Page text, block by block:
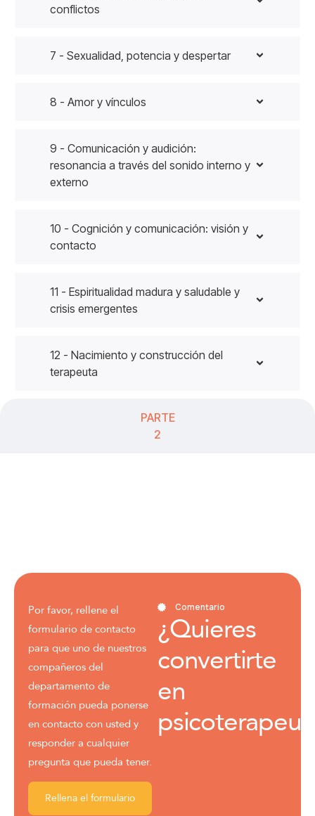
PARTE
2
conflictos
7 - Sexualidad, potencia y despertar
8 - Amor y vínculos
9 - Comunicación y audición:
resonancia a través del sonido interno y
externo
10 - Cognición y comunicación: visión y
contacto
11 - Espiritualidad madura y saludable y
crisis emergentes
12 - Nacimiento y construcción del
terapeuta
Comentario
¿Quieres
convertirte
en
Por favor, rellene el
formulario de contacto
para que uno de nuestros
compañeros del
departamento de
formación pueda ponerse
en contacto con usted y
responder a cualquier
pregunta que pueda tener.
Rellena el formulario